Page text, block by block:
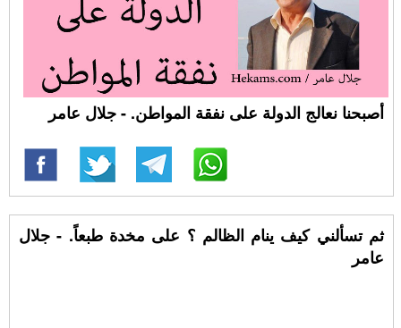
أصبحنا نعالج الدولة على نفقة المواطن. - جلال عامر
ثم تسألني كيف ينام الظالم ؟ على مخدة طبعاً. - جلال
عامر